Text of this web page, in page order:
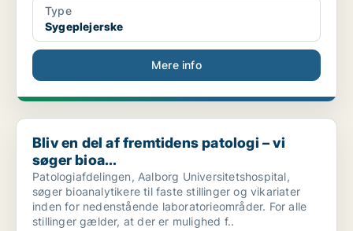
Type
Sygeplejerske
Mere info
Bliv en del af fremtidens patologi – vi søger bioa...
Bliv en del af fremtidens patologi – vi
søger bioa...
Patologiafdelingen, Aalborg Universitetshospital,
søger bioanalytikere til faste stillinger og vikariater
inden for nedenstående laboratorieområder. For alle
stillinger gælder, at der er mulighed f..